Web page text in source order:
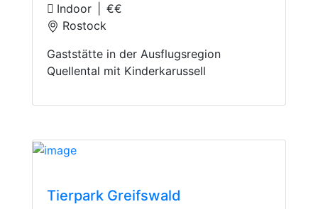
Indoor
€€
Rostock
Gaststätte in der Ausflugsregion
Quellental mit Kinderkarussell
Tierpark Greifswald